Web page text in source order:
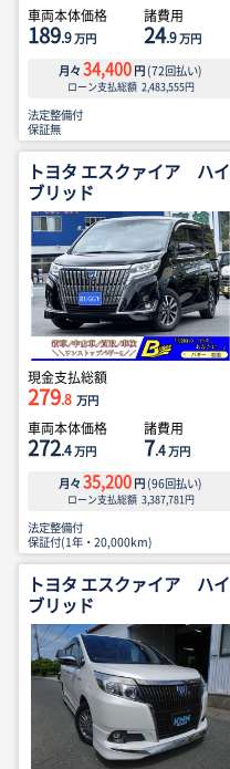
車両本体価格
189.9万円
諸費用
24.9万円
月々 34,400 円 (72回払い)
ローン支払総額 2,483,555円
法定整備付
保証無
トヨタ エスクァイア ハイ
ブリッド
現金支払総額
279.8 万円
車両本体価格
272.4万円
諸費用
7.4万円
月々 35,200 円 (96回払い)
ローン支払総額 3,387,781円
法定整備付
保証付(1年・20,000km)
トヨタ エスクァイア ハイ
ブリッド